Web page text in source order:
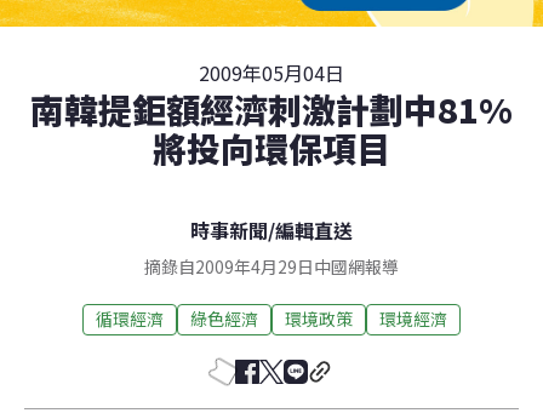
2009年05月04日
南韓提鉅額經濟刺激計劃中81%
將投向環保項目
時事新聞/編輯直送
摘錄自2009年4月29日中國網報導
循環經濟 綠色經濟 環境政策 環境經濟